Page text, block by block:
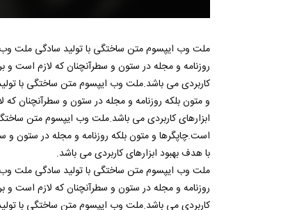
مصاحبه حسن یزدانی بعد از برنده شدن با تیلور
ملت وب ایپسوم متن ساختگی با تولید سادگی ملت
روزنامه و مجله در ستون و سطرآنچنان که لازم است و
کاربردی می باشد.ملت وب ایپسوم متن ساختگی با
و متون بلکه روزنامه و مجله در ستون و سطرآنچنان که
ابزارهای کاربردی می باشد.ملت وب ایپسوم متن
است.چاپگرها و متون بلکه روزنامه و مجله در ستون و
با هدف بهبود ابزارهای کاربردی می باشد.
ملت وب ایپسوم متن ساختگی با تولید سادگی ملت
روزنامه و مجله در ستون و سطرآنچنان که لازم است و
کاربردی می باشد.ملت وب ایپسوم متن ساختگی با